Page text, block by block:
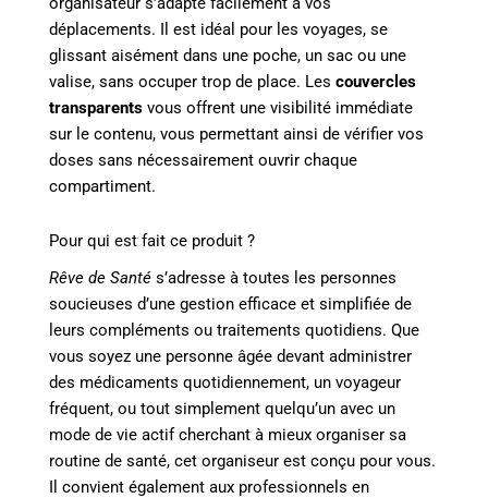
déplacements. Il est idéal pour les voyages, se
glissant aisément dans une poche, un sac ou une
valise, sans occuper trop de place. Les couvercles
transparents vous offrent une visibilité immédiate
sur le contenu, vous permettant ainsi de vérifier vos
doses sans nécessairement ouvrir chaque
compartiment.
Pour qui est fait ce produit ?
Rêve de Santé s’adresse à toutes les personnes
soucieuses d’une gestion efficace et simplifiée de
leurs compléments ou traitements quotidiens. Que
vous soyez une personne âgée devant administrer
des médicaments quotidiennement, un voyageur
fréquent, ou tout simplement quelqu’un avec un
mode de vie actif cherchant à mieux organiser sa
routine de santé, cet organiseur est conçu pour vous.
Il convient également aux professionnels en